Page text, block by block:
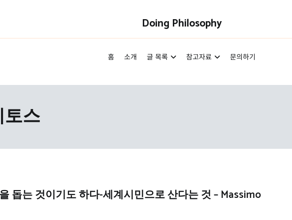
Doing Philosophy
홈 소개 글 목록 참고자료 문의하기
스
돕는 것이기도 하다-세계시민으로 산다는 것 – Massimo